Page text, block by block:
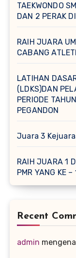
TAEKWONDO
DAN 2 PERAK
RAIH JUARA
CABANG
LATIHAN
(LDKS)DAN
PERIODE
PEGANDON
Juara 3
RAIH JUARA 1
PMR YANG KE –
Recent
admin